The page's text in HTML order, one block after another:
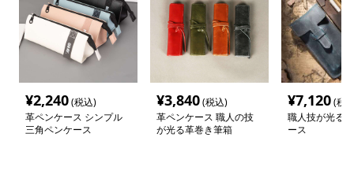
¥2,240(税込)
革ペンケース シンプル
三角ペンケース
¥3,840(税込)
革ペンケース 職人の技
が光る革巻き筆箱
¥7,120(税
職人技が光る
ース